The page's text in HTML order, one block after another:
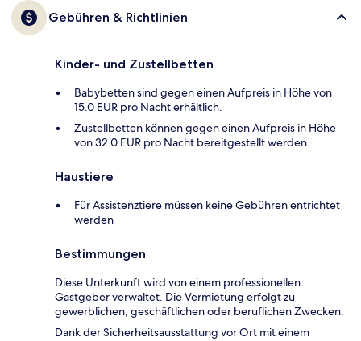
Gebühren & Richtlinien
Kinder- und Zustellbetten
Babybetten sind gegen einen Aufpreis in Höhe von
15.0 EUR pro Nacht erhältlich.
Zustellbetten können gegen einen Aufpreis in Höhe
von 32.0 EUR pro Nacht bereitgestellt werden.
Haustiere
Für Assistenztiere müssen keine Gebühren entrichtet
werden
Bestimmungen
Diese Unterkunft wird von einem professionellen
Gastgeber verwaltet. Die Vermietung erfolgt zu
gewerblichen, geschäftlichen oder beruflichen Zwecken.
Dank der Sicherheitsausstattung vor Ort mit einem